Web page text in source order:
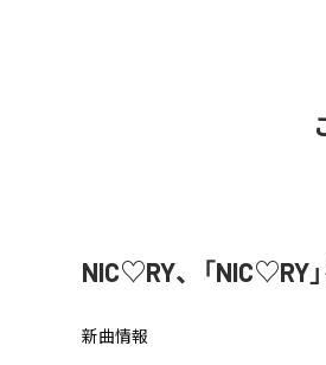
NIC♡RY、「NIC♡RY
新曲情報